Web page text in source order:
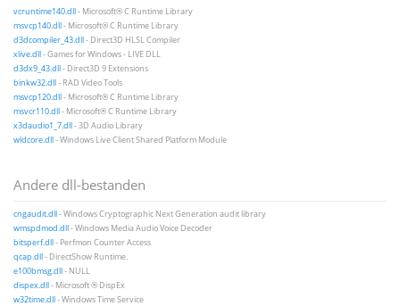
vcruntime140.dll- Microsoft® C Runtime Library
msvcp140.dll- Microsoft® C Runtime Library
d3dcompiler_43.dll- Direct3D HLSL Compiler
xlive.dll- Games for Windows - LIVE DLL
d3dx9_43.dll- Direct3D 9 Extensions
binkw32.dll- RAD Video Tools
msvcp120.dll- Microsoft® C Runtime Library
msvcr110.dll- Microsoft® C Runtime Library
x3daudio1_7.dll- 3D Audio Library
wldcore.dll- Windows Live Client Shared Platform Module
Andere dll-bestanden
cngaudit.dll- Windows Cryptographic Next Generation audit library
wmspdmod.dll- Windows Media Audio Voice Decoder
bitsperf.dll- Perfmon Counter Access
qcap.dll- DirectShow Runtime.
e100bmsg.dll- NULL
dispex.dll- Microsoft ® DispEx
w32time.dll- Windows Time Service